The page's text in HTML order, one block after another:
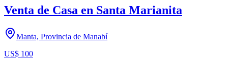
Venta de Casa en Santa Marianita
Manta, Provincia de Manabí
US$ 100